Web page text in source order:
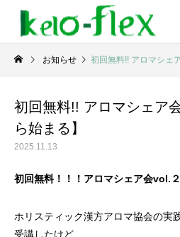
お知らせ 初回無料!! アロマシェ
初回無料!! アロマシェア
ら始まる】
2025.11.13
初回無料！！！ アロマシェア会vol.
ホリスティック漢方アロマ協会の実
受講したけど、